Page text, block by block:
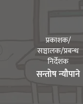
प्रकाशक/
सञ्चालक/प्रबन्ध
निर्देशक
सन्तोष न्यौपाने